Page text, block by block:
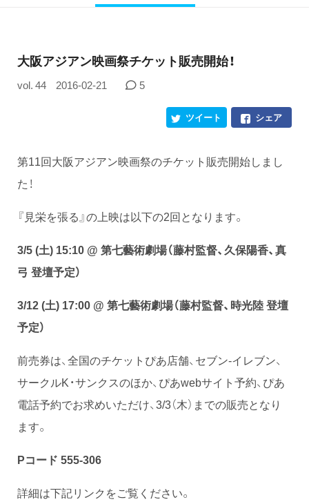
大阪アジアン映画祭チケット販売開始！
vol. 44 2016-02-21 5
シェア
ツイート
第11回大阪アジアン映画祭のチケット販売開始しまし
た！
『見栄を張る』の上映は以下の2回となります。
3/5 (土) 15:10 @ 第七藝術劇場（藤村監督、久保陽香、真
弓 登壇予定）
3/12 (土) 17:00 @ 第七藝術劇場（藤村監督、時光陸 登壇
予定）
前売券は、全国のチケットぴあ店舗、セブン-イレブン、
サークルK・サンクスのほか、ぴあwebサイト予約、ぴあ
電話予約でお求めいただけ、3/3（木）までの販売となり
ます。
Pコード 555-306
詳細は下記リンクをご覧ください。